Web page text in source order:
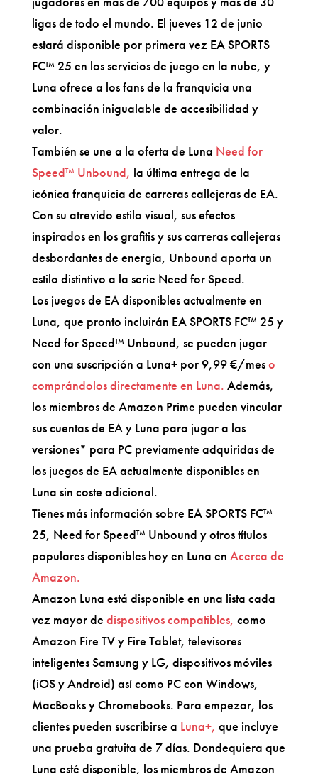
ligas de todo el mundo. El jueves 12 de junio
estará disponible por primera vez EA SPORTS
FC™ 25 en los servicios de juego en la nube, y
Luna ofrece a los fans de la franquicia una
combinación inigualable de accesibilidad y
valor.
También se une a la oferta de Luna Need for
Speed™ Unbound, la última entrega de la
icónica franquicia de carreras callejeras de EA.
Con su atrevido estilo visual, sus efectos
inspirados en los grafitis y sus carreras callejeras
desbordantes de energía, Unbound aporta un
estilo distintivo a la serie Need for Speed.
Los juegos de EA disponibles actualmente en
Luna, que pronto incluirán EA SPORTS FC™ 25 y
Need for Speed™ Unbound, se pueden jugar
con una suscripción a Luna+ por 9,99 €/meso
comprándolos directamente en Luna. Además,
los miembros de Amazon Prime pueden vincular
sus cuentas de EA y Luna para jugar a las
versiones* para PC previamente adquiridas de
los juegos de EA actualmente disponibles en
Luna sin coste adicional.
Tienes más información sobre EA SPORTS FC™
25, Need for Speed™ Unbound y otros títulos
populares disponibles hoy en Luna en Acerca de
Amazon.
Amazon Luna está disponible en una lista cada
vez mayor de dispositivos compatibles, como
Amazon Fire TV y Fire Tablet, televisores
inteligentes Samsung y LG, dispositivos móviles
(iOS y Android) así como PC con Windows,
MacBooks y Chromebooks. Para empezar, los
clientes pueden suscribirse a Luna+, que incluye
una prueba gratuita de 7 días. Dondequiera que
Luna esté disponible, los miembros de Amazon